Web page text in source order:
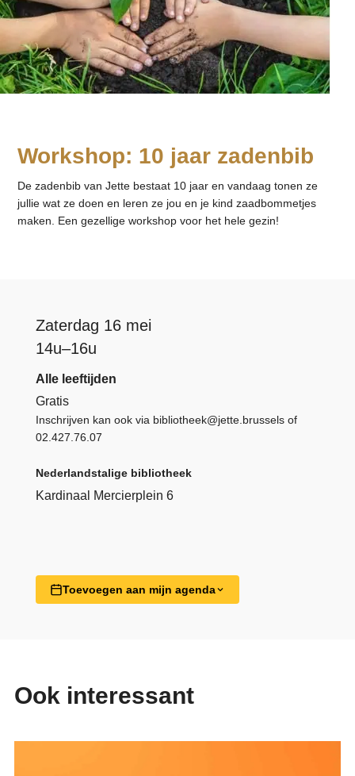
Workshop: 10 jaar zadenbib
De zadenbib van Jette bestaat 10 jaar en vandaag tonen ze
jullie wat ze doen en leren ze jou en je kind zaadbommetjes
maken. Een gezellige workshop voor het hele gezin!
Zaterdag 16 mei
14u–16u
Alle leeftijden
Gratis
Inschrijven kan ook via bibliotheek@jette.brusselsof
02.427.76.07
Nederlandstalige bibliotheek
Kardinaal Mercierplein 6
Toevoegen aan mijn agenda
Ook interessant